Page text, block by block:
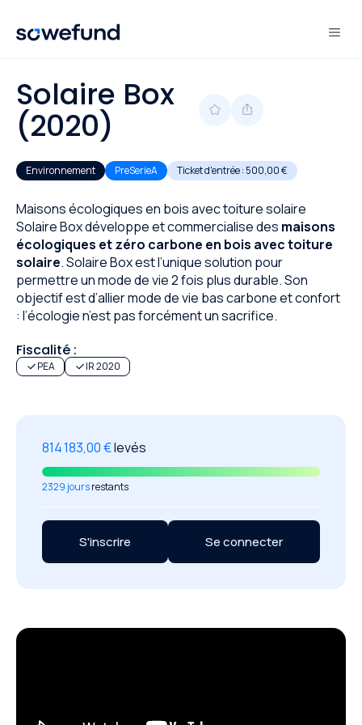
Solaire Box
(2020)
Environnement PreSerieA Ticket d'entrée : 500,00 €
Fiscalité :
PEA IR 2020
Maisons écologiques en bois avec toiture solaire
Solaire Box développe et commercialise des maisons
écologiques et zéro carbone en bois avec toiture
solaire. Solaire Box est l’unique solution pour
permettre un mode de vie 2 fois plus durable. Son
objectif est d’allier mode de vie bas carbone et confort
: l’écologie n’est pas forcément un sacrifice.
814 183,00 €levés
2329 joursrestants
S'inscrire Se connecter